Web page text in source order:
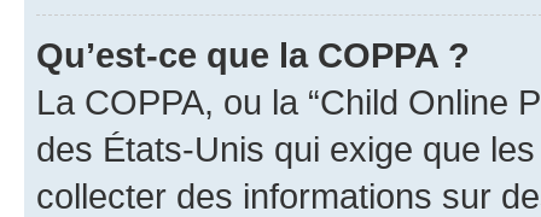
Qu’est-ce que la COPPA ?
La COPPA, ou la “Child Online
des États-Unis qui exige que
collecter des informations sur